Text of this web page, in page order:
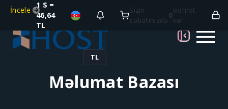
İncele
1 $ =
46,64
TL
Sizin
səbətinizdə
0
xidmət
var
TL
Məlumat Bazası